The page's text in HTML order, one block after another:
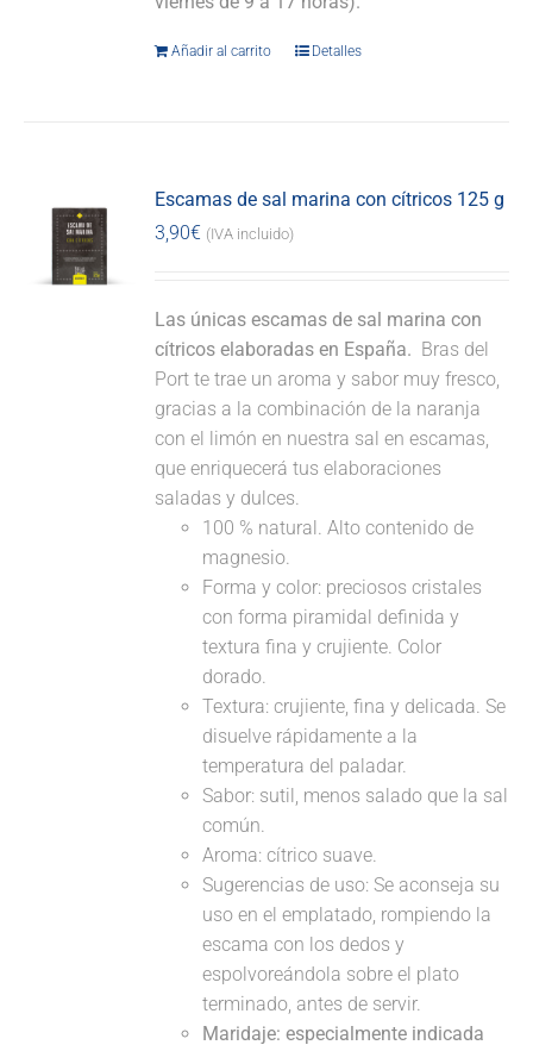
Añadir al carrito Detalles
Escamas de sal marina con cítricos 125 g
3,90€ (IVA incluido)
Las únicas escamas de sal marina con
cítricos elaboradas en España. Bras del
Port te trae un aroma y sabor muy fresco,
gracias a la combinación de la naranja
con el limón en nuestra sal en escamas,
que enriquecerá tus elaboraciones
saladas y dulces.
100 % natural. Alto contenido de
magnesio.
Forma y color: preciosos cristales
con forma piramidal definida y
textura fina y crujiente. Color
dorado.
Textura: crujiente, fina y delicada. Se
disuelve rápidamente a la
temperatura del paladar.
Sabor: sutil, menos salado que la sal
común.
Aroma: cítrico suave.
Sugerencias de uso: Se aconseja su
uso en el emplatado, rompiendo la
escama con los dedos y
espolvoreándola sobre el plato
terminado, antes de servir.
Maridaje: especialmente indicada